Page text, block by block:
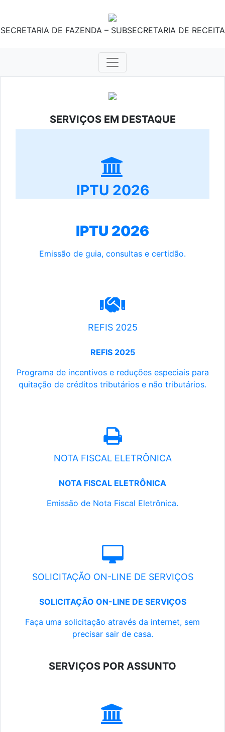
SECRETARIA DE FAZENDA – SUBSECRETARIA DE RECEITA
SERVIÇOS EM DESTAQUE
IPTU 2026
IPTU 2026
Emissão de guia, consultas e certidão.
REFIS 2025
REFIS 2025
Programa de incentivos e reduções especiais para
quitação de créditos tributários e não tributários.
NOTA FISCAL ELETRÔNICA
NOTA FISCAL ELETRÔNICA
Emissão de Nota Fiscal Eletrônica.
SOLICITAÇÃO ON-LINE DE SERVIÇOS
SOLICITAÇÃO ON-LINE DE SERVIÇOS
Faça uma solicitação através da internet, sem
precisar sair de casa.
SERVIÇOS POR ASSUNTO